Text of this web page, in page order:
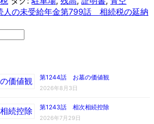
の未受給年金第799話 相続税の延納
第1244話 お墓の価値観
2026年8月3日
第1243話 相次相続控除
2026年7月29日